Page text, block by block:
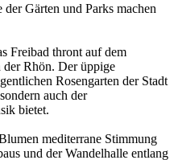
Gärten und Parks machen
Freibad thront auf dem
der Rhön. Der üppige
Rosengarten der Stadt
auch der
bietet.
mediterrane Stimmung
und der Wandelhalle entlang